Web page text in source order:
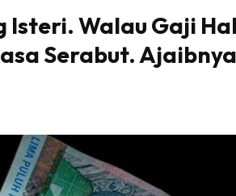
Isteri. Walau Gaji
Serabut. Ajaibnya